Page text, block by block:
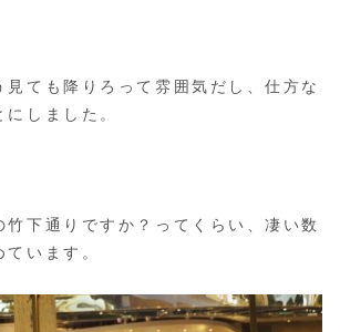
見ても降りろって雰囲気だし、仕方な
しました。
竹下通りですか？ってくらい、凄い数
います。